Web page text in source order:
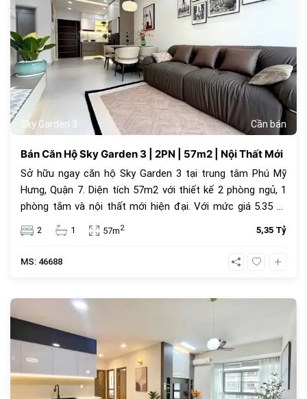
Sky Garden 3 Cần bán
Bán Căn Hộ Sky Garden 3 | 2PN | 57m2 | Nội Thất Mới
Sở hữu ngay căn hộ Sky Garden 3 tại trung tâm Phú Mỹ
Hưng, Quận 7. Diện tích 57m2 với thiết kế 2 phòng ngủ, 1
phòng tắm và nội thất mới hiện đại. Với mức giá 5.35 tỷ
đồng, đây là lựa chọn an cư lý tưởng hoặc đầu tư cho
thuê sinh lời cao trong cộng đồng văn minh.
2 1 57m2 5,35 Tỷ
MS: 46688